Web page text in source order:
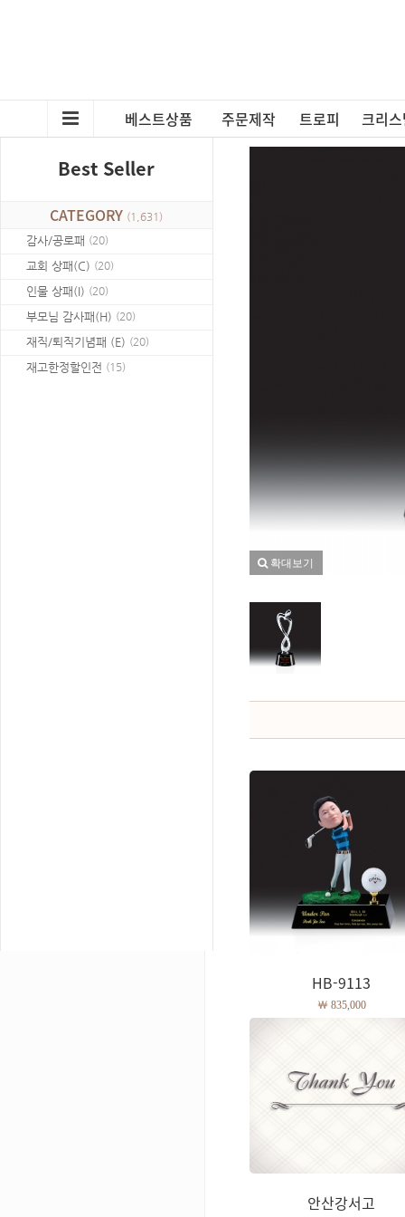
베스트상품 주문제작 트로피 크리
Best Seller
CATEGORY (1,631)
감사/공로패 (20)
교회 상패(C) (20)
인물 상패(I) (20)
부모님 감사패(H) (20)
재직/퇴직기념패 (E) (20)
재고한정할인전 (15)
HB-9113
￦ 835,000
안산강서고